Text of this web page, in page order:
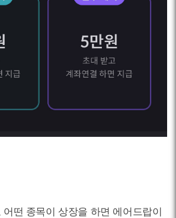
떤 종목이 상장을 하면 에어드랍이